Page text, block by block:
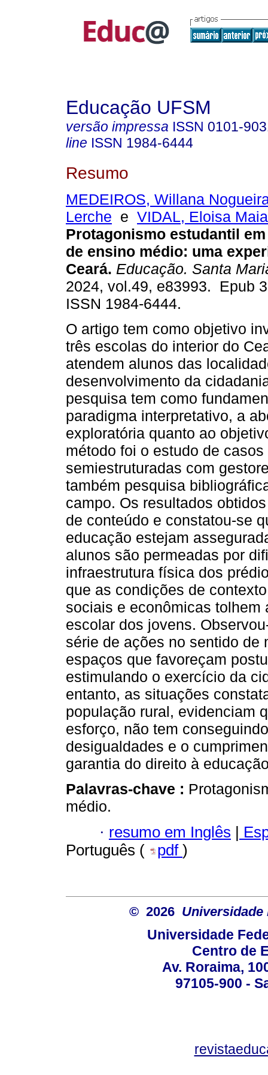
Educação UFSM
versão impressa ISSN 0101-
line ISSN 1984-6444
Resumo
MEDEIROS, Willana
Lerche e VIDAL, Eloisa Maia
Protagonismo estudantil
de ensino médio: uma
Ceará. Educação. Santa
2024, vol.49, e83993. Epub
ISSN 1984-6444.
O artigo tem como objetivo
três escolas do interior do
atendem alunos das
desenvolvimento da
pesquisa tem como
paradigma interpretativo, a
exploratória quanto ao
método foi o estudo de
semiestruturadas com
também pesquisa
campo. Os resultados
de conteúdo e constatou-se
educação estejam
alunos são permeadas por
infraestrutura física dos
que as condições de
sociais e econômicas tolhem
escolar dos jovens.
série de ações no sentido de
espaços que favoreçam
estimulando o exercício da
entanto, as situações
população rural, evidenciam
esforço, não tem
desigualdades e o
garantia do direito à
Palavras-chave :
médio.
· resumo em Inglês |
Português (
pdf )
© 2026 Universidade
Universidade
Centro de
Av. Roraima,
97105-900 -